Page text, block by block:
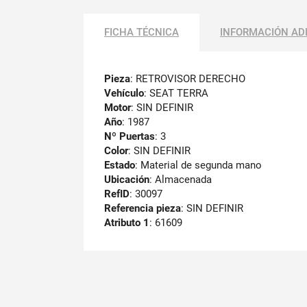
FICHA TÉCNICA INFORMACIÓN
Pieza: RETROVISOR DERECHO
Vehículo: SEAT TERRA
Motor: SIN DEFINIR
Año: 1987
Nº Puertas: 3
Color: SIN DEFINIR
Estado: Material de segunda mano
Ubicación: Almacenada
RefID: 30097
Referencia pieza: SIN DEFINIR
Atributo 1 : 61609